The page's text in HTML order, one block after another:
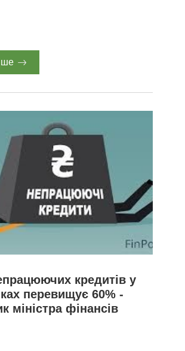
кредитів у
перевищує 60% -
міністра фінансів